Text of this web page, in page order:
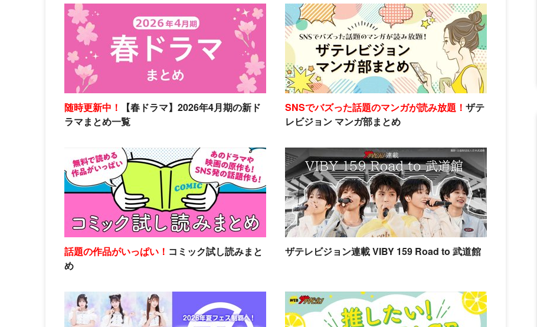
随時更新中！
【春ドラマ】2026年4月期の新ド
ラマまとめ一覧
SNSでバズった話題のマンガが読み放題！ ザテ
レビジョン マンガ部まとめ
話題の作品がいっぱい！ コミック試し読みまと
め
ザテレビジョン連載 VIBY 159 Road to 武道館